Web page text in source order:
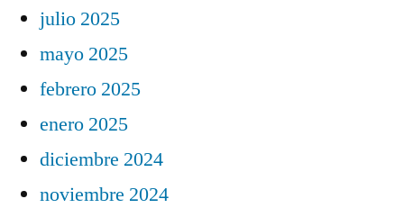
julio 2025
mayo 2025
febrero 2025
enero 2025
diciembre 2024
noviembre 2024